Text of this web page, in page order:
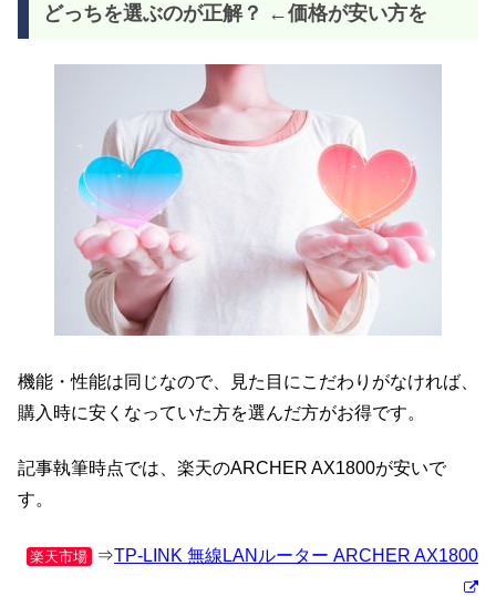
どっちを選ぶのが正解？ ←価格が安い方を
機能・性能は同じなので、見た目にこだわりがなければ、
購入時に安くなっていた方を選んだ方がお得です。
記事執筆時点では、楽天のARCHER AX1800が安いで
す。
楽天市場 ⇒TP-LINK 無線LANルーター ARCHER AX1800